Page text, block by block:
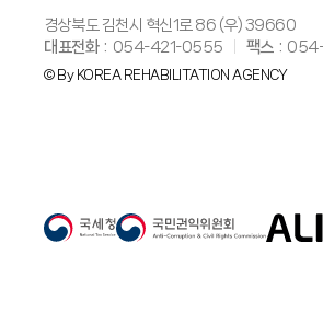
경상북도 김천시 혁신1로 86 (우) 39660
대표전화
054-421-0555 팩스
© By KOREA REHABILITATION AGENCY